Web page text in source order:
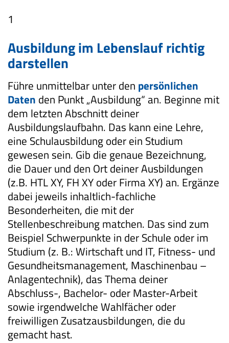
1
Ausbildung im Lebenslauf richtig
darstellen
Führe unmittelbar unter den persönlichen
Daten den Punkt „Ausbildung“ an. Beginne mit
dem letzten Abschnitt deiner
Ausbildungslaufbahn. Das kann eine Lehre,
eine Schulausbildung oder ein Studium
gewesen sein. Gib die genaue Bezeichnung,
die Dauer und den Ort deiner Ausbildungen
(z.B. HTL XY, FH XY oder Firma XY) an. Ergänze
dabei jeweils inhaltlich-fachliche
Besonderheiten, die mit der
Stellenbeschreibung matchen. Das sind zum
Beispiel Schwerpunkte in der Schule oder im
Studium (z. B.: Wirtschaft und IT, Fitness- und
Gesundheitsmanagement, Maschinenbau –
Anlagentechnik), das Thema deiner
Abschluss-, Bachelor- oder Master-Arbeit
sowie irgendwelche Wahlfächer oder
freiwilligen Zusatzausbildungen, die du
gemacht hast.